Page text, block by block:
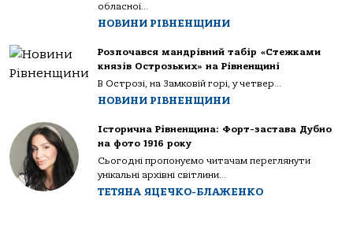
обласної...
НОВИНИ РІВНЕНЩИНИ
Розпочався мандрівний табір «Стежками
князів Острозьких» на Рівненщині
В Острозі, на Замковій горі, у четвер...
НОВИНИ РІВНЕНЩИНИ
Історична Рівненщина: Форт-застава Дубно
на фото 1916 року
Сьогодні пропонуємо читачам переглянути
унікальні архівні світлини...
ТЕТЯНА ЯЦЕЧКО-БЛАЖЕНКО